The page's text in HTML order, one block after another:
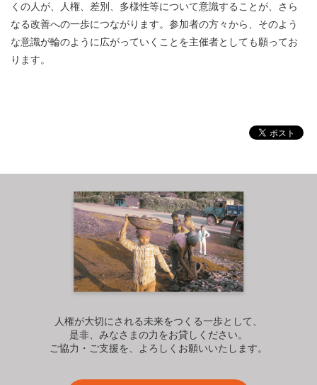
くの人が、人権、差別、多様性等について意識することが、さら
なる改善への一歩につながります。参加者の方々から、そのよう
な意識が輪のように広がっていくことを主催者としても願ってお
ります。
人権が大切にされる未来をつくる一歩として、
是非、みなさまの力をお貸しください。
ご協力・ご支援を、よろしくお願いいたします。